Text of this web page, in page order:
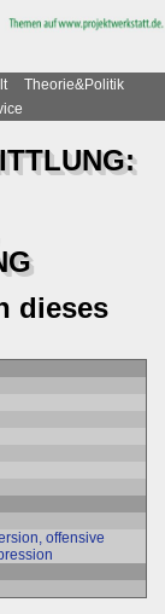
Theorie&Politik
dieses
offensive